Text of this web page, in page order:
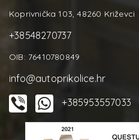
Koprivnička 103, 48260 Križevci
+38548270737
OIB: 76410780849
info@autoprikolice.hr
+385953557033